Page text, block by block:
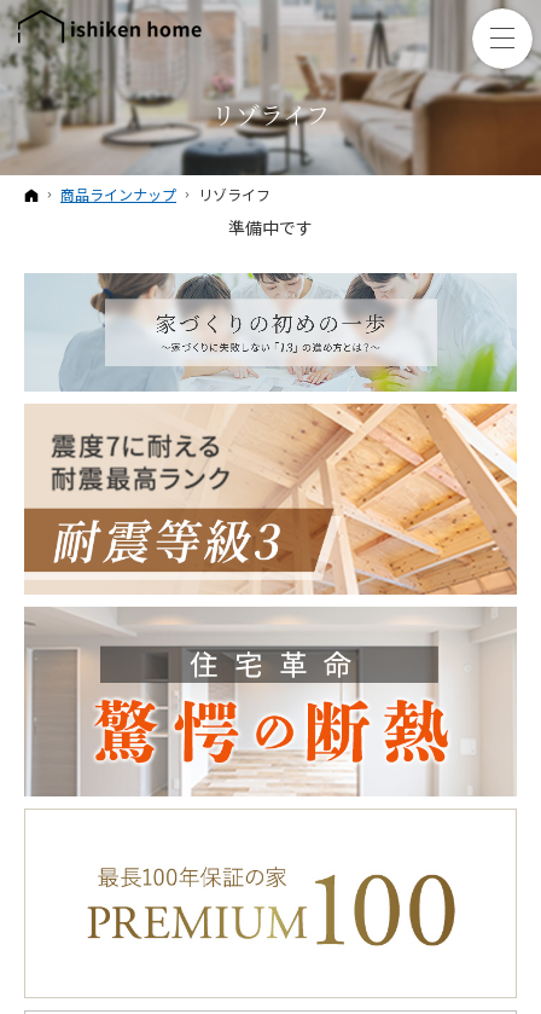
リゾライフ
ホーム
商品ラインナップ リゾライフ
準備中です